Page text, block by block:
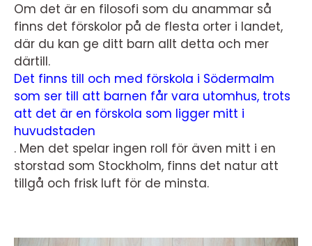
Om det är en filosofi som du anammar så
finns det förskolor på de flesta orter i landet,
där du kan ge ditt barn allt detta och mer
därtill.
Det finns till och med förskola i Södermalm
som ser till att barnen får vara utomhus, trots
att det är en förskola som ligger mitt i
huvudstaden
. Men det spelar ingen roll för även mitt i en
storstad som Stockholm, finns det natur att
tillgå och frisk luft för de minsta.